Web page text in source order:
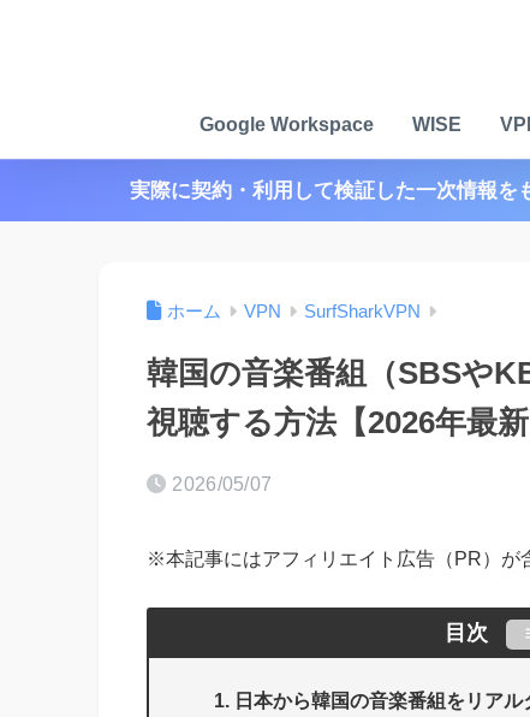
Google Workspace WISE
実際に契約・利用して検証した一次情報を
ホーム VPN SurfSharkVPN
韓国の音楽番組（SBSや
視聴する方法【2026年最新
2026/05/07
※本記事にはアフィリエイト広告（PR）が
目次
日本から韓国の音楽番組をリア